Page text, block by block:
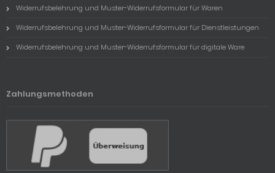
Widerrufsbelehrung und Muster-Widerrufsformular für Waren
Widerrufsbelehrung und Muster-Widerrufsformular für Dienstleistungen
Widerrufsbelehrung und Muster-Widerrufsformular für digitale Ware
Zahlungsmethoden